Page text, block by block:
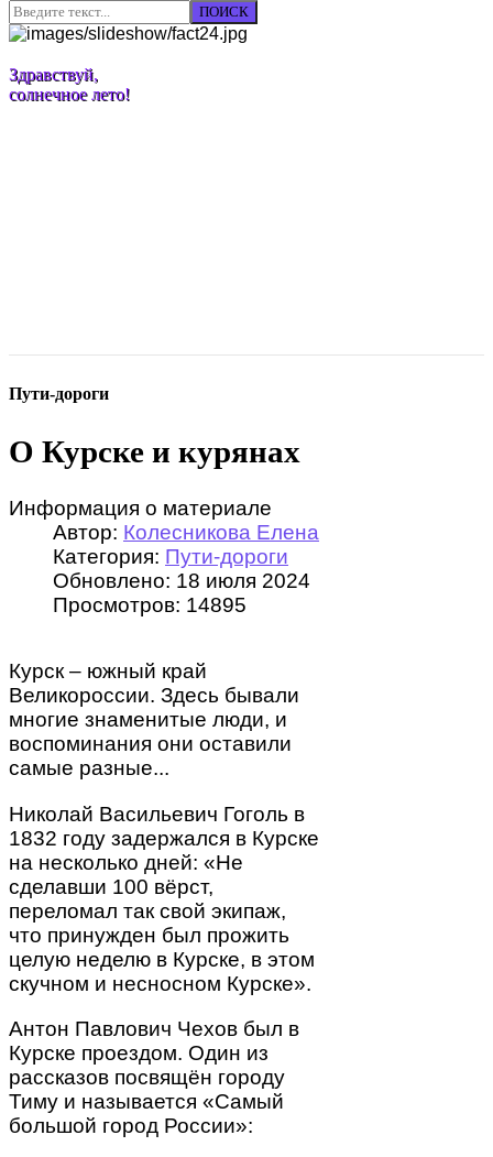
ПОИСК
Здравствуй,
солнечное лето!
Пути-дороги
О Курске и курянах
Информация о материале
Автор: Колесникова Елена
Категория: Пути-дороги
Обновлено: 18 июля 2024
Просмотров: 14895
Курск – южный край
Великороссии. Здесь бывали
многие знаменитые люди, и
воспоминания они оставили
самые разные...
Николай Васильевич Гоголь в
1832 году задержался в Курске
на несколько дней: «Не
сделавши 100 вёрст,
переломал так свой экипаж,
что принужден был прожить
целую неделю в Курске, в этом
скучном и несносном Курске».
Антон Павлович Чехов был в
Курске проездом. Один из
рассказов посвящён городу
Тиму и называется «Самый
большой город России»: